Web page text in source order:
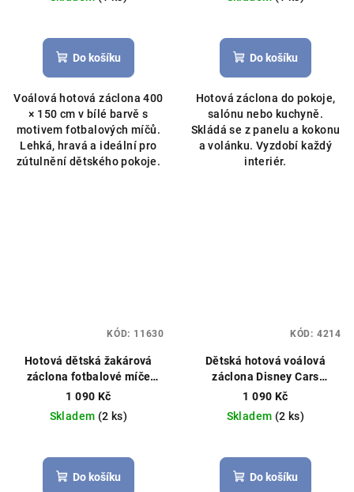
ušít na míru
Do košíku
Voálová hotová záclona 400
× 150 cm v bílé barvě s
motivem fotbalových míčů.
Lehká, hravá a ideální pro
zútulnění dětského pokoje.
Do košíku
Hotová záclona do pokoje,
salónu nebo kuchyně.
Skládá se z panelu a kokonu
a volánku. Vyzdobí každý
interiér.
Hotová dětská žakárová
záclona fotbalové míče
300x150cm bílá
žakár
1 090 Kč
Skladem (2 ks)
Do košíku
KÓD: 11630
Dětská hotová voálová
záclona Disney Cars
McQueen 350×150 cm –
licenční Disney
1 090 Kč
Skladem (2 ks)
Do košíku
KÓD: 4214